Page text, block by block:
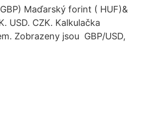
Maďarský forint ( HUF)&
USD. CZK. Kalkulačka
Zobrazeny jsou GBP/USD,